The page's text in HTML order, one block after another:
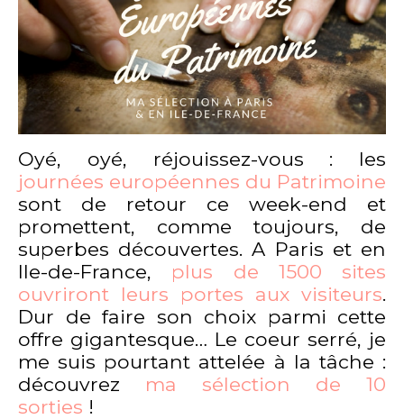
Oyé, oyé, réjouissez-vous : les
journées européennes du Patrimoine
sont de retour ce week-end et
promettent, comme toujours, de
superbes découvertes. A Paris et en
Ile-de-France, plus de 1500 sites
ouvriront leurs portes aux visiteurs.
Dur de faire son choix parmi cette
offre gigantesque… Le coeur serré, je
me suis pourtant attelée à la tâche :
découvrez ma sélection de 10
sorties !